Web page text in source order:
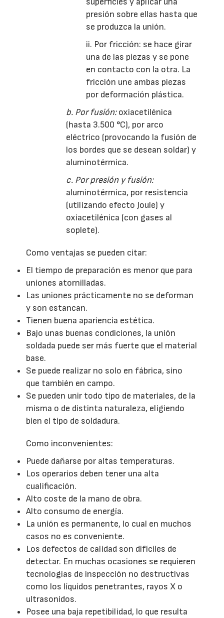
presión sobre ellas hasta que
se produzca la unión.
ii. Por fricción: se hace girar
una de las piezas y se pone
en contacto con la otra. La
fricción une ambas piezas
por deformación plástica.
b. Por fusión:oxiacetilénica
(hasta 3.500 °C), por arco
eléctrico (provocando la fusión de
los bordes que se desean soldar) y
aluminotérmica.
c. Por presión y fusión:
aluminotérmica, por resistencia
(utilizando efecto Joule) y
oxiacetilénica (con gases al
soplete).
Como ventajas se pueden citar:
El tiempo de preparación es menor que para
uniones atornilladas.
Las uniones prácticamente no se deforman
y son estancan.
Tienen buena apariencia estética.
Bajo unas buenas condiciones, la unión
soldada puede ser más fuerte que el material
base.
Se puede realizar no solo en fábrica, sino
que también en campo.
Se pueden unir todo tipo de materiales, de la
misma o de distinta naturaleza, eligiendo
bien el tipo de soldadura.
Como inconvenientes:
Puede dañarse por altas temperaturas.
Los operarios deben tener una alta
cualificación.
Alto coste de la mano de obra.
Alto consumo de energía.
La unión es permanente, lo cual en muchos
casos no es conveniente.
Los defectos de calidad son difíciles de
detectar. En muchas ocasiones se requieren
tecnologías de inspección no destructivas
como los líquidos penetrantes, rayos X o
ultrasonidos.
Posee una baja repetibilidad, lo que resulta